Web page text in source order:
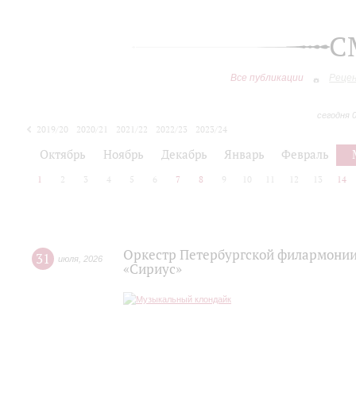
Все публикации
сегодня
2019/20 2020/21 2021/22 2022/23
2023/24
Октябрь Ноябрь Декабрь Январь Февраль
1 2 3 4 5 6 7 8 9 10 12 13 14
31 июля 2026
Оркестр Петербургской
«Сириус»